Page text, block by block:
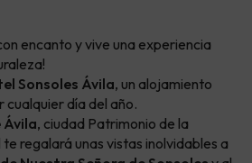
encanto y vive una experiencia
Sonsoles Ávila, un alojamiento
día del año.
Ávila, ciudad Patrimonio de la
regalará unas vistas inolvidables a